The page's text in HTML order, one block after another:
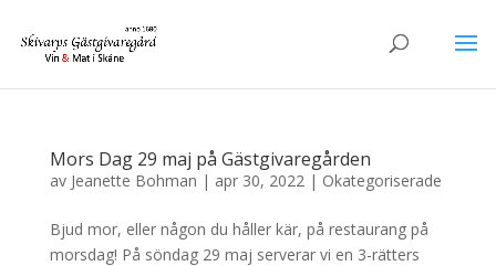
Mors Dag 29 maj på Gästgivaregården
av Jeanette Bohman | apr 30, 2022| Okategoriserade
Bjud mor, eller någon du håller kär, på restaurang på
morsdag! På söndag 29 maj serverar vi en 3-rätters